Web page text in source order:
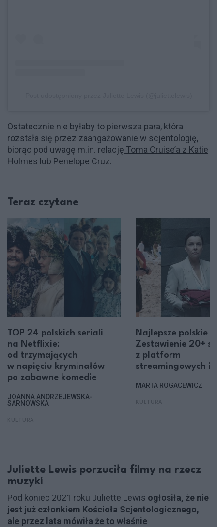
Ostatecznie nie byłaby to pierwsza para, która
rozstała się przez zaangażowanie w scjentologię,
biorąc pod uwagę m.in. relację Toma Cruise’a z Katie
Holmes lub Penelope Cruz.
Teraz czytane
TOP 24 polskich seriali
na Netflixie:
od trzymających
w napięciu kryminałów
po zabawne komedie
JOANNA ANDRZEJEWSKA-
SARNOWSKA
Najlepsze polskie
Zestawienie 20+
z platform
streamingowych i
MARTA ROGACEWICZ
Juliette Lewis porzuciła filmy na rzecz
muzyki
Pod koniec 2021 roku Juliette Lewis ogłosiła, że nie
jest już członkiem Kościoła Scjentologicznego,
ale przez lata mówiła że to właśnie